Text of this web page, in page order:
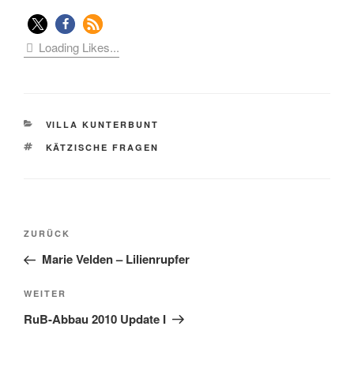
Loading Likes...
KATEGORIEN
VILLA KUNTERBUNT
SCHLAGWÖRTER
KÄTZISCHE FRAGEN
Beitragsnavigation
Vorheriger
Beitrag
ZURÜCK
Marie Velden – Lilienrupfer
Nächster
Beitrag
WEITER
RuB-Abbau 2010 Update I